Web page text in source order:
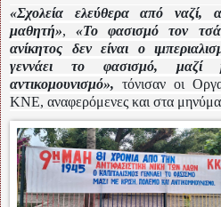
«Σχολεία ελεύθερα από ναζί,
μαθητή», «Το φασισμό τον
ανίκητος δεν είναι ο
γεννάει το φασισμό,
αντικομουνισμό», τόνισαν οι
ΚΝΕ, αναφερόμενες και στα